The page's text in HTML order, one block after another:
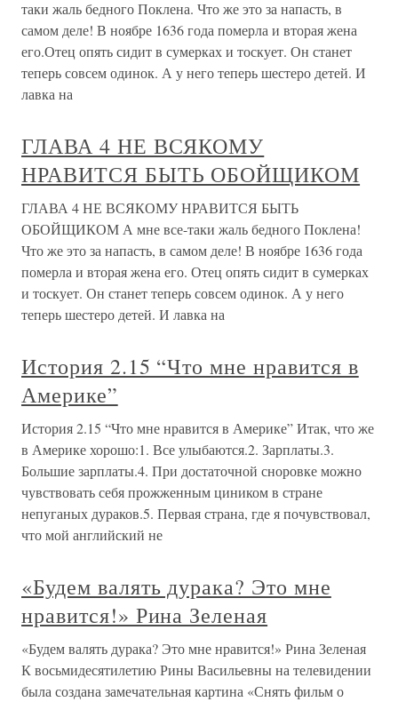
таки жаль бедного Поклена. Что же это за напасть, в
самом деле! В ноябре 1636 года померла и вторая жена
его.Отец опять сидит в сумерках и тоскует. Он станет
теперь совсем одинок. А у него теперь шестеро детей. И
лавка на
ГЛАВА 4 НЕ ВСЯКОМУ
НРАВИТСЯ БЫТЬ ОБОЙЩИКОМ
ГЛАВА 4 НЕ ВСЯКОМУ НРАВИТСЯ БЫТЬ
ОБОЙЩИКОМ А мне все-таки жаль бедного Поклена!
Что же это за напасть, в самом деле! В ноябре 1636 года
померла и вторая жена его. Отец опять сидит в сумерках
и тоскует. Он станет теперь совсем одинок. А у него
теперь шестеро детей. И лавка на
История 2.15 “Что мне нравится в
Америке”
История 2.15 “Что мне нравится в Америке” Итак, что же
в Америке хорошо:1. Все улыбаются.2. Зарплаты.3.
Большие зарплаты.4. При достаточной сноровке можно
чувствовать себя прожженным циником в стране
непуганых дураков.5. Первая страна, где я почувствовал,
что мой английский не
«Будем валять дурака? Это мне
нравится!» Рина Зеленая
«Будем валять дурака? Это мне нравится!» Рина Зеленая
К восьмидесятилетию Рины Васильевны на телевидении
была создана замечательная картина «Снять фильм о